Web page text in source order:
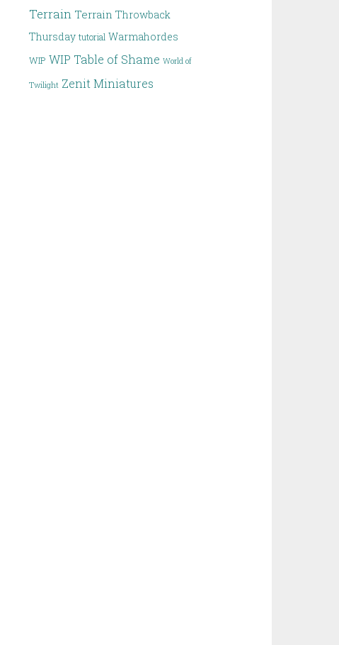
Terrain Terrain Throwback
Thursday tutorial Warmahordes
WIP WIP Table of Shame World of
Twilight Zenit Miniatures